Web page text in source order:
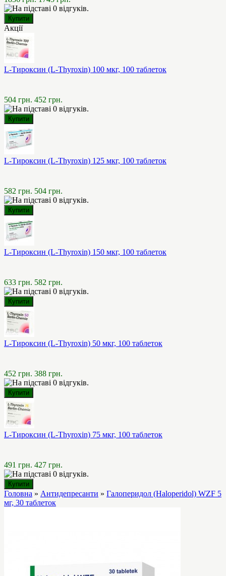
Акції
L-Тироксин (L-Thyroxin) 100 мкг, 100 таблеток
504 грн. 452 грн.
L-Тироксин (L-Thyroxin) 125 мкг, 100 таблеток
582 грн. 504 грн.
L-Тироксин (L-Thyroxin) 150 мкг, 100 таблеток
633 грн. 582 грн.
L-Тироксин (L-Thyroxin) 50 мкг, 100 таблеток
452 грн. 388 грн.
L-Тироксин (L-Thyroxin) 75 мкг, 100 таблеток
491 грн. 427 грн.
Головна » Антидепресанти » Галоперидол (Haloperidol) WZF 5
мг, 30 таблеток